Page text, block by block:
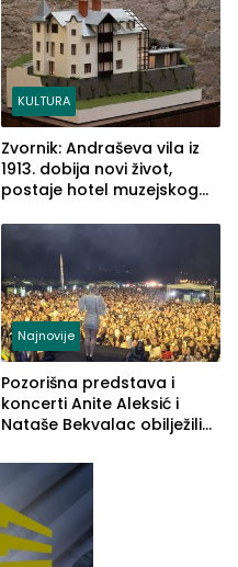
KULTURA
Zvornik: Andraševa vila iz
1913. dobija novi život,
postaje hotel muzejskog
Najnovije
Pozorišna predstava i
koncerti Anite Aleksić i
Nataše Bekvalac obilježili
ljeta (FOTO)